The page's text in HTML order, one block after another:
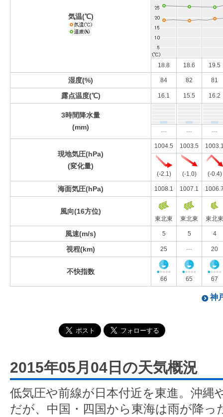
気温(℃)
18.8 18.6 19.5
湿度(%) 84 82 81
露点温度(℃) 16.1 15.5 16.2
3時間降水量
(mm)
--- --- ---
現地気圧(hPa)
(変化量)
1004.5 1003.5
(-2.1) (-1.0) (-0.4)
海面気圧(hPa) 1008.1 1007.1
風向(16方位)
東北東 東北東 東北東
風速(m/s) 5 5 4
視程(km) 25 --- 20
不快指数
66 65 67
神
2015年05月04日の天気概況
低気圧や前線が日本付近を東進。沖縄
だが、中国・四国から東海は雨が降